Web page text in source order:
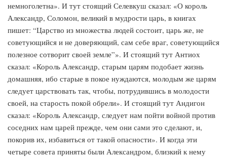
немноголетна». И тут стоящий Селевкуш сказал: «О король
Александр, Соломон, великий в мудрости царь, в книгах
пишет: “Царство из множества людей состоит, царь же, не
советующийся и не доверяющий, сам себе враг, советующийся
полезное сотворит своей земле”». И стоящий тут Антиох
сказал: «Король Александр, старым царям подобает жизнь
домашняя, ибо старые в покое нуждаются, молодым же царям
следует царствовать так, чтобы, потрудившись в молодости
своей, на старость покой обрели». И стоящий тут Андигон
сказал: «Король Александр, следует нам пойти войной против
соседних нам царей прежде, чем они сами это сделают, и,
покорив их, избавиться от такой опасности». И когда эти
четыре совета приняты были Александром, близкий к нему